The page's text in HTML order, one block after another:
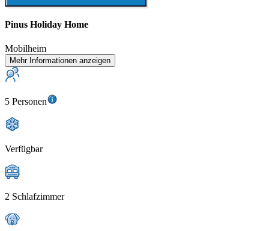
Pinus Holiday Home
Mobilheim
Mehr Informationen anzeigen
5 Personen
Verfügbar
2 Schlafzimmer